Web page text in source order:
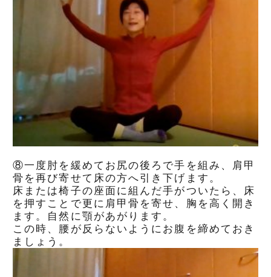
⑧一度肘を緩めてお尻の後ろで手を組み、肩甲
骨を再び寄せて床の方へ引き下げます。
床または椅子の座面に組んだ手がついたら、床
を押すことで更に肩甲骨を寄せ、胸を高く開き
ます。自然に顎があがります。
この時、腰が反らないようにお腹を締めておき
ましょう。